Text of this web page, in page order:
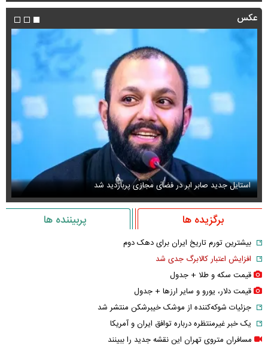
عکس
عکس دیده‌نشده ظل‌السلطنه نوه ناصرالدین شاه در لباس دامادی
برگزیده ها پربیننده ها
بیشترین تورم تاریخ ایران برای دهک دوم
افزایش اعتبار کالابرگ جدی شد
قیمت سکه و طلا + جدول
قیمت دلار، یورو و سایر ارز‌ها + جدول
جزئیات شوکه‌کننده از موشک خیبرشکن منتشر شد
یک خبر غیرمنتظره درباره توافق ایران و آمریکا
مسافران متروی تهران این نقشه جدید را ببینند